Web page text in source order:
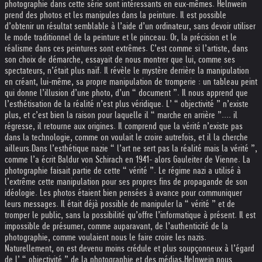
photographie dans cette série sont intéressants en eux-mêmes. Helnwein
prend des photos et les manipules dans la peinture. Il est possible
d’obtenir un résultat semblable à l’aide d’un ordinateur, sans devoir utiliser
le mode traditionnel de la peinture et le pinceau. Or, la précision et le
réalisme dans ces peintures sont extrêmes. C’est comme si l’artiste, dans
son choix de démarche, essayait de nous montrer que lui, comme ses
spectateurs, n’était plus naïf. Il révèle le mystère derrière la manipulation
en créant, lui-même, sa propre manipulation de tromperie : un tableau peint
qui donne l’illusion d’une photo, d’un “ document ”. Il nous apprend que
l’esthétisation de la réalité n’est plus véridique. L’ “ objectivité ” n’existe
plus, et c’est bien la raison pour laquelle il “ marche en arrière ”.... il
régresse, il retourne aux origines. Il comprend que la vérité n’existe pas
dans la technologie, comme on voulait le croire autrefois, et il la cherche
ailleurs. Dans l’esthétique nazie “ l’art ne sert pas la réalité mais la vérité ”,
comme l’a écrit Baldur von Schirach en 1941- alors Gauleiter de Vienne. La
photographie faisait partie de cette “ vérité ”. Le régime nazi a utilisé à
l’extrême cette manipulation pour ses propres fins de propagande de son
idéologie. Les photos étaient bien pensées à avance pour communiquer
leurs messages. Il était déjà possible de manipuler la “ vérité ” et de
tromper le public, sans la possibilité qu’offre l’informatique à présent. Il est
impossible de présumer, comme auparavant, de l’authenticité de la
photographie, comme voulaient nous le faire croire les nazis.
Naturellement, on est devenu moins crédule et plus soupçonneux à l’égard
de l’ “ objectivité ” de la photographie et des médias.Helnwein nous